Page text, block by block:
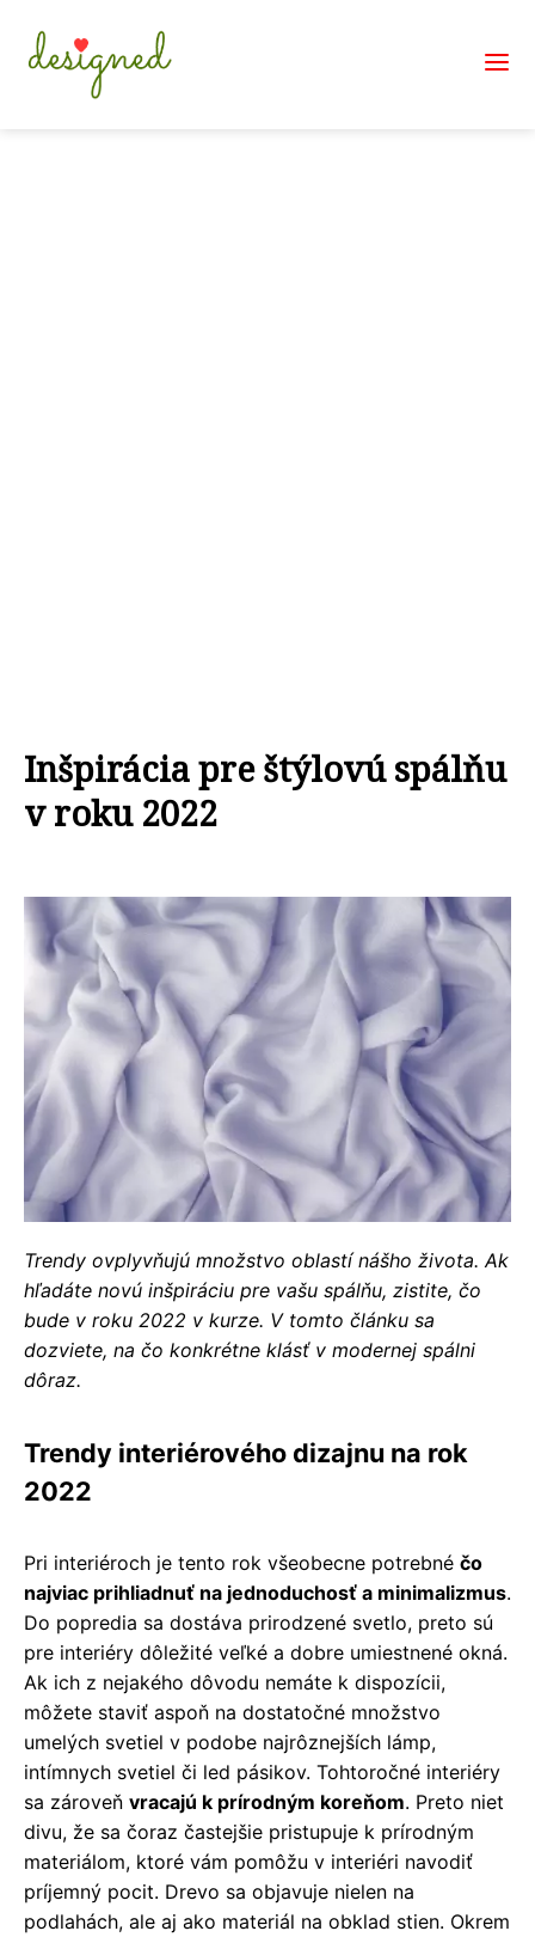
Inšpirácia pre štýlovú spálňu
v roku 2022
Trendy ovplyvňujú množstvo oblastí nášho života. Ak
hľadáte novú inšpiráciu pre vašu spálňu, zistite, čo
bude v roku 2022 v kurze. V tomto článku sa
dozviete, na čo konkrétne klásť v modernej spálni
dôraz.
Trendy interiérového dizajnu na rok
2022
Pri interiéroch je tento rok všeobecne potrebné čo
najviac prihliadnuť na jednoduchosť a minimalizmus.
Do popredia sa dostáva prirodzené svetlo, preto sú
pre interiéry dôležité veľké a dobre umiestnené okná.
Ak ich z nejakého dôvodu nemáte k dispozícii,
môžete staviť aspoň na dostatočné množstvo
umelých svetiel v podobe najrôznejších lámp,
intímnych svetiel či led pásikov. Tohtoročné interiéry
sa zároveň vracajú k prírodným koreňom. Preto niet
divu, že sa čoraz častejšie pristupuje k prírodným
materiálom, ktoré vám pomôžu v interiéri navodiť
príjemný pocit. Drevo sa objavuje nielen na
podlahách, ale aj ako materiál na obklad stien. Okrem